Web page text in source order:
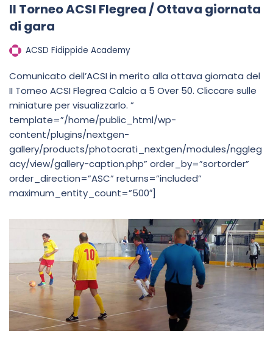
II Torneo ACSI Flegrea / Ottava giornata
di gara
ACSD Fidippide Academy
Comunicato dell’ACSI in merito alla ottava giornata del
II Torneo ACSI Flegrea Calcio a 5 Over 50. Cliccare sulle
miniature per visualizzarlo. ”
template=”/home/public_html/wp-
content/plugins/nextgen-
gallery/products/photocrati_nextgen/modules/nggleg
acy/view/gallery-caption.php” order_by=”sortorder”
order_direction=”ASC” returns=”included”
maximum_entity_count=”500″]